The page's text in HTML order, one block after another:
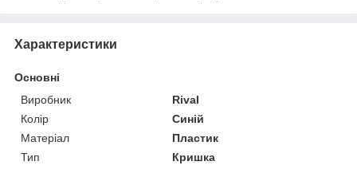
Характеристики
Основні
Виробник
Rival
Колір
Синій
Матеріал
Пластик
Тип
Кришка